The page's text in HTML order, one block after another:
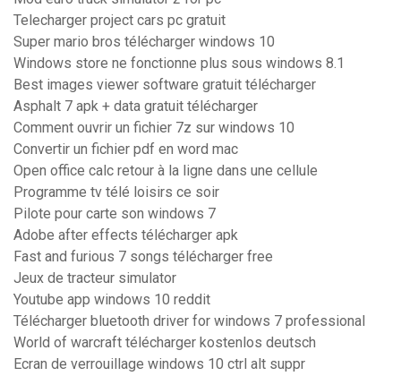
Telecharger project cars pc gratuit
Super mario bros télécharger windows 10
Windows store ne fonctionne plus sous windows 8.1
Best images viewer software gratuit télécharger
Asphalt 7 apk + data gratuit télécharger
Comment ouvrir un fichier 7z sur windows 10
Convertir un fichier pdf en word mac
Open office calc retour à la ligne dans une cellule
Programme tv télé loisirs ce soir
Pilote pour carte son windows 7
Adobe after effects télécharger apk
Fast and furious 7 songs télécharger free
Jeux de tracteur simulator
Youtube app windows 10 reddit
Télécharger bluetooth driver for windows 7 professional
World of warcraft télécharger kostenlos deutsch
Ecran de verrouillage windows 10 ctrl alt suppr